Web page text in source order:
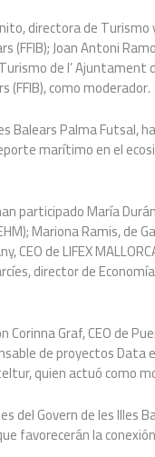
directora de Turismo
(FFIB); Joan Antoni
de l’ Ajuntament
(FFIB), como moderador.
Balears Palma Futsal,
marítimo en el
participado María
Mariona Ramis, de
de LIFEX
director de
Corinna Graf, CEO de
de proyectos Data
quien actuó como
del Govern de les Illes
favorecerán la